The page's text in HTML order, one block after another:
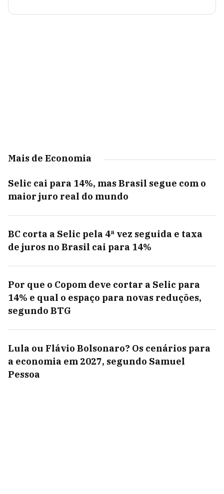
Mais de Economia
Selic cai para 14%, mas Brasil segue com o
maior juro real do mundo
BC corta a Selic pela 4ª vez seguida e taxa
de juros no Brasil cai para 14%
Por que o Copom deve cortar a Selic para
14% e qual o espaço para novas reduções,
segundo BTG
Lula ou Flávio Bolsonaro? Os cenários para
a economia em 2027, segundo Samuel
Pessoa